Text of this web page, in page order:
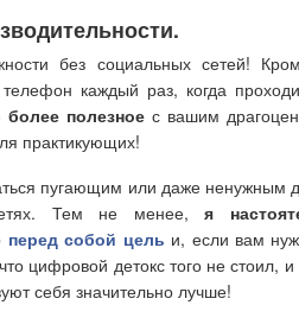
без социальных сетей!
каждый раз, когда
полезное с вашим
практикующих!
пугающим или даже ненужным
Тем не менее,я
перед собой цель и, если вам
цифровой детокс того не стоил,
себя значительно лучше!